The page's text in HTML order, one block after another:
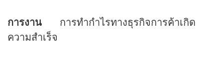
การงาน การทำกำไรทางธุรกิจการค้าเกิด
ความสำเร็จ